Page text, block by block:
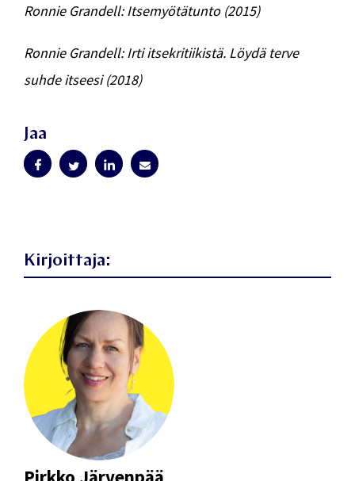
Ronnie Grandell: Itsemyötätunto (2015)
Ronnie Grandell: Irti itsekritiikistä. Löydä terve
suhde itseesi (2018)
Jaa
Kirjoittaja: